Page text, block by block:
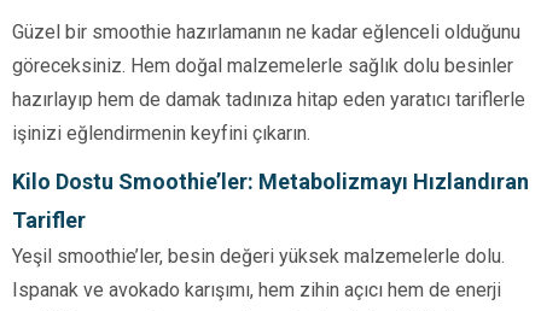
Güzel bir smoothie hazırlamanın ne kadar eğlenceli olduğunu
göreceksiniz. Hem doğal malzemelerle sağlık dolu besinler
hazırlayıp hem de damak tadınıza hitap eden yaratıcı tariflerle
işinizi eğlendirmenin keyfini çıkarın.
Kilo Dostu Smoothie’ler: Metabolizmayı Hızlandıran
Tarifler
Yeşil smoothie’ler, besin değeri yüksek malzemelerle dolu.
Ispanak ve avokado karışımı, hem zihin açıcı hem de enerji